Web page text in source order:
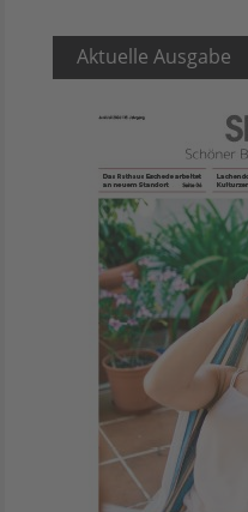
Aktuelle Ausgabe